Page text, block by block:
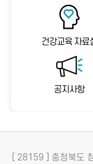
건강교육 자료
공지사항
[ 28159 ] 충청북도